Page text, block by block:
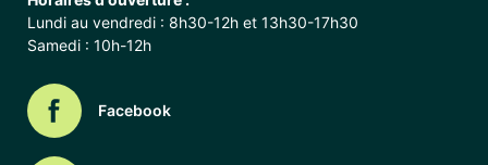
Lundi au vendredi : 8h30-12h et 13h30-17h30
Samedi : 10h-12h
Facebook